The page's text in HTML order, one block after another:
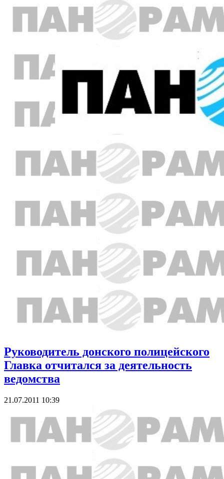
Руководитель донского полицейского
Главка отчитался за деятельность
ведомства
21.07.2011 10:39